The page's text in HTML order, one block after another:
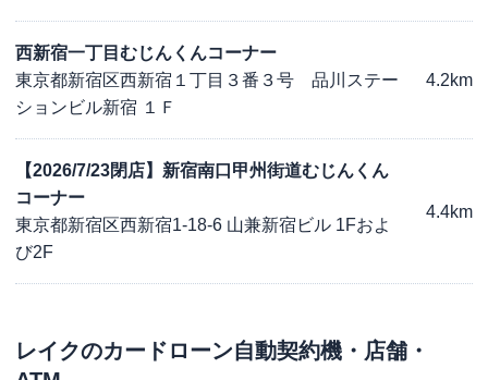
西新宿一丁目むじんくんコーナー
東京都新宿区西新宿１丁目３番３号 品川ステー
ションビル新宿 １Ｆ
4.2km
【2026/7/23閉店】新宿南口甲州街道むじんくん
コーナー
東京都新宿区西新宿1-18-6 山兼新宿ビル 1Fおよ
び2F
4.4km
レイクのカードローン自動契約機・店舗・